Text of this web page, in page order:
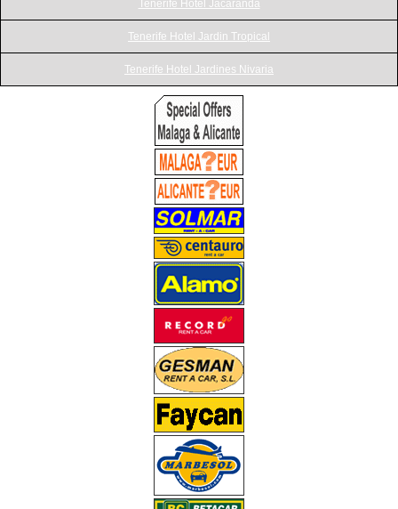
Tenerife Hotel Jacaranda
Tenerife Hotel Jardin Tropical
Tenerife Hotel Jardines Nivaria